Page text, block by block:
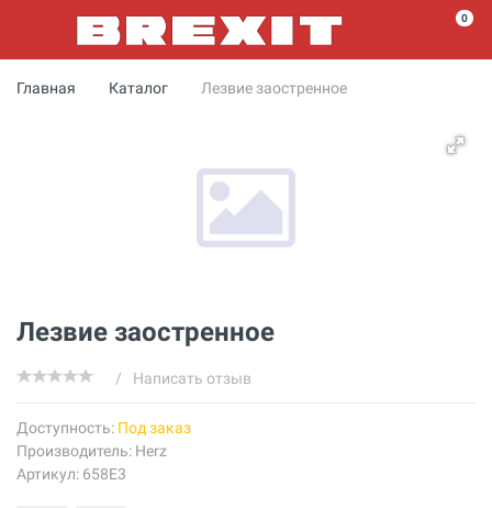
0
Главная Каталог Лезвие заостренное
Лезвие заостренное
/ Написать отзыв
Доступность: Под заказ
Производитель: Herz
Артикул: 658Е3